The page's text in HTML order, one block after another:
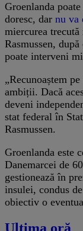
Groenlanda
doresc, dar nu va
miercurea
Rasmussen,
poate interveni
„Recunoaștem
ambiții. Dacă
deveni
stat federal în
Rasmussen.
Groenlanda este
Danemarcei de
gestionează în
insulei, condus
obiectiv o